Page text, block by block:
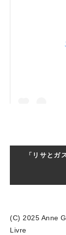
「リサとガ
(C) 2025 Anne
Livre